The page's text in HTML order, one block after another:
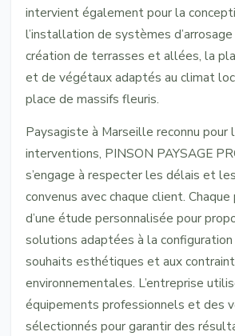
intervient également pour la
l’installation de systèmes
création de terrasses et allées, la
et de végétaux adaptés au climat
place de massifs fleuris.
Paysagiste à Marseille reconnu pour
interventions, PINSON PAYSAGE
s’engage à respecter les délais et
convenus avec chaque client.
d’une étude personnalisée pour
solutions adaptées à la configuration
souhaits esthétiques et aux
environnementales. L’entreprise
équipements professionnels et des
sélectionnés pour garantir des